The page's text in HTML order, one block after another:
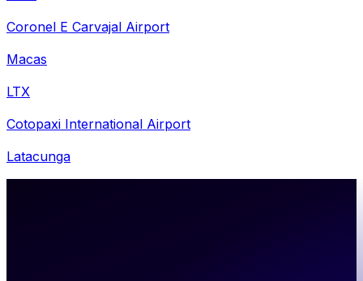
Coronel E Carvajal Airport
Macas
LTX
Cotopaxi International Airport
Latacunga